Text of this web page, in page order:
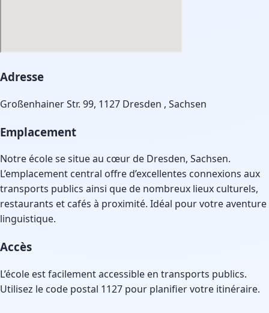
Adresse
Großenhainer Str. 99, 1127 Dresden , Sachsen
Emplacement
Notre école se situe au cœur de Dresden, Sachsen.
L’emplacement central offre d’excellentes connexions aux
transports publics ainsi que de nombreux lieux culturels,
restaurants et cafés à proximité. Idéal pour votre aventure
linguistique.
Accès
L’école est facilement accessible en transports publics.
Utilisez le code postal 1127 pour planifier votre itinéraire.